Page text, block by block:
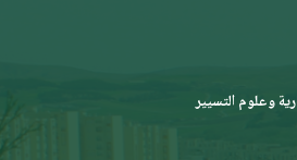
وعلوم التسيير